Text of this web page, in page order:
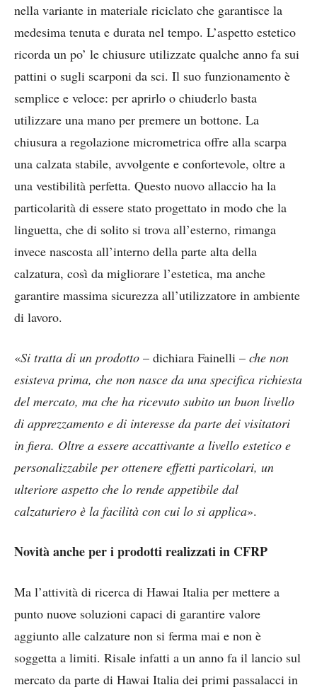
nella variante in materiale riciclato che garantisce la
medesima tenuta e durata nel tempo. L’aspetto estetico
ricorda un po’ le chiusure utilizzate qualche anno fa sui
pattini o sugli scarponi da sci. Il suo funzionamento è
semplice e veloce: per aprirlo o chiuderlo basta
utilizzare una mano per premere un bottone. La
chiusura a regolazione micrometrica offre alla scarpa
una calzata stabile, avvolgente e confortevole, oltre a
una vestibilità perfetta. Questo nuovo allaccio ha la
particolarità di essere stato progettato in modo che la
linguetta, che di solito si trova all’esterno, rimanga
invece nascosta all’interno della parte alta della
calzatura, così da migliorare l’estetica, ma anche
garantire massima sicurezza all’utilizzatore in ambiente
di lavoro.
«Si tratta di un prodotto – dichiara Fainelli – che non
esisteva prima, che non nasce da una specifica richiesta
del mercato, ma che ha ricevuto subito un buon livello
di apprezzamento e di interesse da parte dei visitatori
in fiera. Oltre a essere accattivante a livello estetico e
personalizzabile per ottenere effetti particolari, un
ulteriore aspetto che lo rende appetibile dal
calzaturiero è la facilità con cui lo si applica».
Novità anche per i prodotti realizzati in CFRP
Ma l’attività di ricerca di Hawai Italia per mettere a
punto nuove soluzioni capaci di garantire valore
aggiunto alle calzature non si ferma mai e non è
soggetta a limiti. Risale infatti a un anno fa il lancio sul
mercato da parte di Hawai Italia dei primi passalacci in